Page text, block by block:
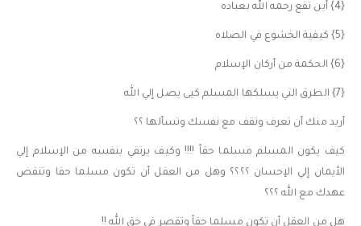
{4} أين تقع رحمه الله بعباده
{5} كيفية الخشوع في الصلاه
{6} الحكمة من أركان الإسلام
{7} الطرق التي يسلكها المسلم كيى يصل إلي الله
أريد منك أن تعرف وتقف مع نفسك وتسألها ؟؟
كيف يكون المسلم مسلما حقاً !!!! وكيف يرتقي بنفسه من الإسلام إلي
الأيمان إلي الإحسان ؟؟؟؟ وهل من العقل أن تكون مسلما حقا وتنقض
عهدك مع الله ؟؟؟
هل من العقل أن تكون مسلما حقاً وتقصر في حق الله !!